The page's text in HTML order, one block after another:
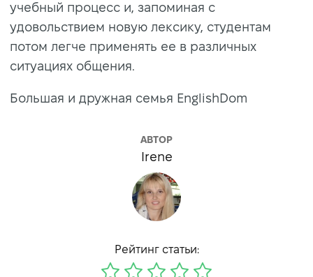
учебный процесс и, запоминая с
удовольствием новую лексику, студентам
потом легче применять ее в различных
ситуациях общения.
Большая и дружная семья EnglishDom
АВТОР
Irene
Рейтинг статьи: